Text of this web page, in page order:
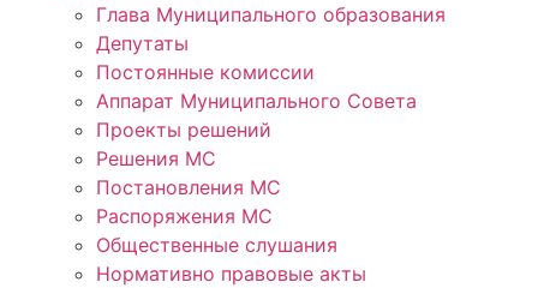
Глава Муниципального образования
Депутаты
Постоянные комиссии
Аппарат Муниципального Совета
Проекты решений
Решения МС
Постановления МС
Распоряжения МС
Общественные слушания
Нормативно правовые акты